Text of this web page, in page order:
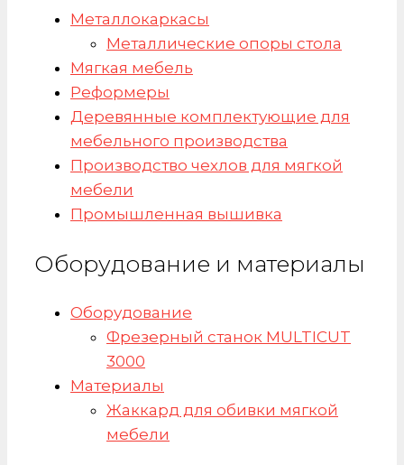
Металлокаркасы
Металлические опоры стола
Мягкая мебель
Реформеры
Деревянные комплектующие для
мебельного производства
Производство чехлов для мягкой
мебели
Промышленная вышивка
Оборудование и материалы
Оборудование
Фрезерный станок MULTICUT
3000
Материалы
Жаккард для обивки мягкой
мебели